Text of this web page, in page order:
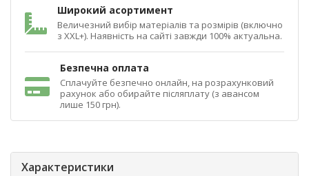
Широкий асортимент
Величезний вибір матеріалів та розмірів (включно
з XXL+). Наявність на сайті завжди 100% актуальна.
Безпечна оплата
Сплачуйте безпечно онлайн, на розрахунковий
рахунок або обирайте післяплату (з авансом
лише 150 грн).
Характеристики